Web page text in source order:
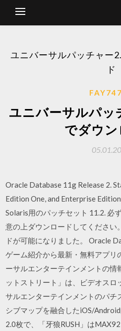
ユニバーサルパッチャー
ド
ユニバーサルパッ
でダウン
Oracle Database 11g Release 2.
Edition One, and Enterprise
Solaris用のパッチセット 11.2. 必
意の上ダウンロードしてください
ドが可能になりました。 Oracle
ゲーム紹介から最新・無料アプリ
ーサルエンターテインメントの情
ットストリート」は、ビデオスロ
サルエンターテインメントのパチ
シブマップを融合したiOS/
2.0枚で、「牙狼RUSH」は